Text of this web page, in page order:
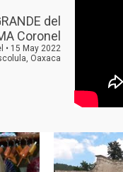
del
Coronel
• 15 May 2022
Oaxaca